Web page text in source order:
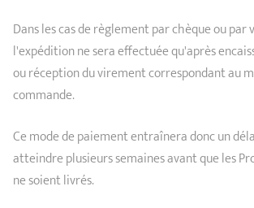
Dans les cas de règlement par chèque ou
l'expédition ne sera effectuée qu'après
ou réception du virement correspondant au
commande.
Ce mode de paiement entraînera donc un
atteindre plusieurs semaines avant que les
ne soient livrés.